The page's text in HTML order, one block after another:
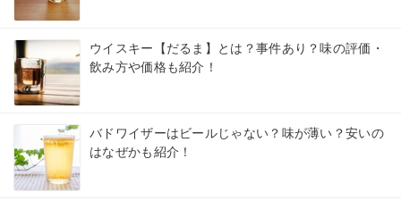
ウイスキー【だるま】とは？事件あり？味の評価・
飲み方や価格も紹介！
バドワイザーはビールじゃない？味が薄い？安いの
はなぜかも紹介！